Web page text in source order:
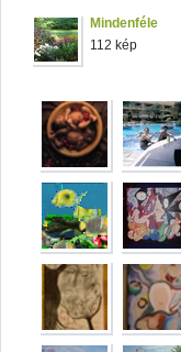
Mindenféle
112 kép